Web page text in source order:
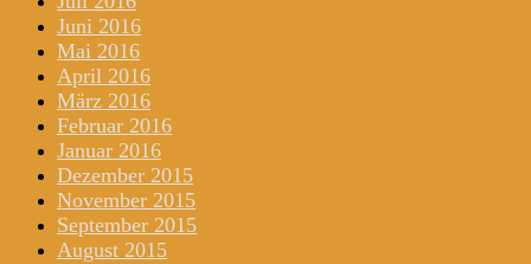
Juni 2016
Mai 2016
April 2016
März 2016
Februar 2016
Januar 2016
Dezember 2015
November 2015
September 2015
August 2015